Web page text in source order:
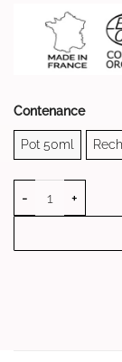
Contenance
Pot 50ml